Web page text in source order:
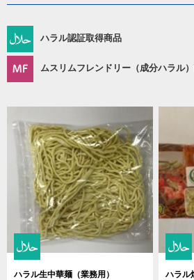
ハラル認証取得商品
ムスリムフレンドリー（成分ハラル
ハラル生中華麺（業務用）
ハラル